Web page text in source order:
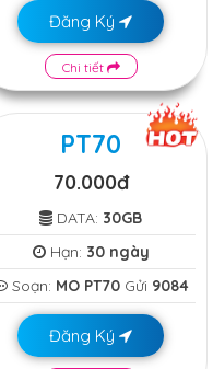
Đăng Ký
Chi tiết
PT70
70.000đ
DATA: 30GB
Hạn: 30 ngày
Soạn: MO PT70 Gửi 9084
Đăng Ký